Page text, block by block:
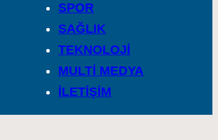
SPOR
SAĞLIK
TEKNOLOJİ
MULTİ MEDYA
İLETİŞİM